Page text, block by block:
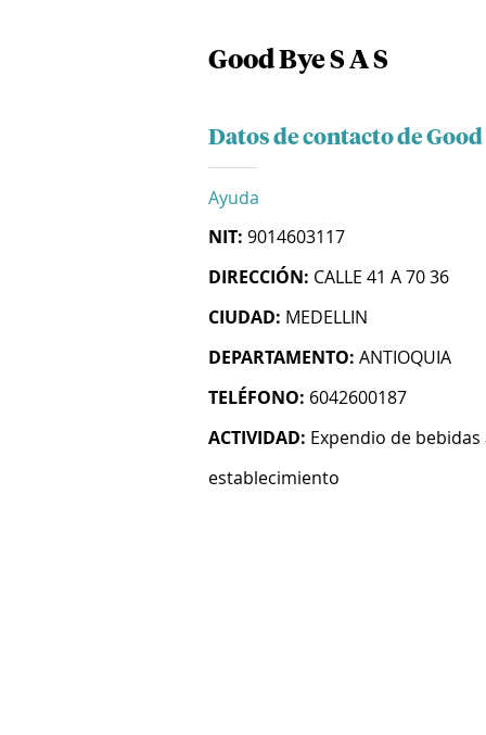
Good Bye S A S
Datos de contacto de Good
Ayuda
NIT: 9014603117
DIRECCIÓN: CALLE 41 A 70 36
CIUDAD: MEDELLIN
DEPARTAMENTO: ANTIOQUIA
TELÉFONO: 6042600187
ACTIVIDAD: Expendio de
establecimiento